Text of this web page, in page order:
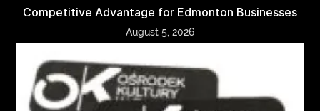
Competitive Advantage for Edmonton Businesses
August 5, 2026